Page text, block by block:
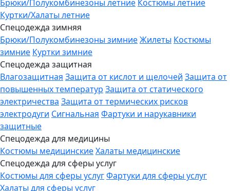
Брюки/Полукомбинезоны летние Костюмы летние
Куртки/Халаты летние
Спецодежда зимняя
Брюки/Полукомбинезоны зимниеЖилеты Костюмы
зимние Куртки зимние
Спецодежда защитная
Влагозащитная Защита от кислот и щелочей Защита от
повышенных температур Защита от статического
электричества Защита от термических рисков
электродуги Сигнальная Фартуки и нарукавники
защитные
Спецодежда для медицины
Костюмы медицинскиеХалаты медицинские
Спецодежда для сферы услуг
Костюмы для сферы услугФартуки для сферы услуг
Халаты для сферы услуг